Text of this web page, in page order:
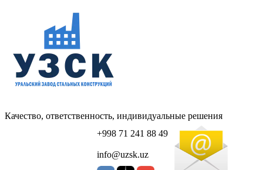
Качество, ответственность, индивидуальные решения
+998 71 241 88 49
info@uzsk.uz